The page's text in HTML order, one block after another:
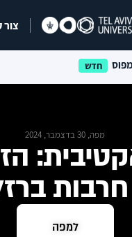
מפה, 30 בדצמבר, 2024
ברזל
למפה